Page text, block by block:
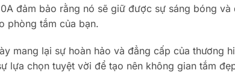
đảm bảo rằng nó sẽ giữ được sự sáng bóng
phòng tắm của bạn.
mang lại sự hoàn hảo và đẳng cấp của thương
lựa chọn tuyệt vời để tạo nên không gian tắm